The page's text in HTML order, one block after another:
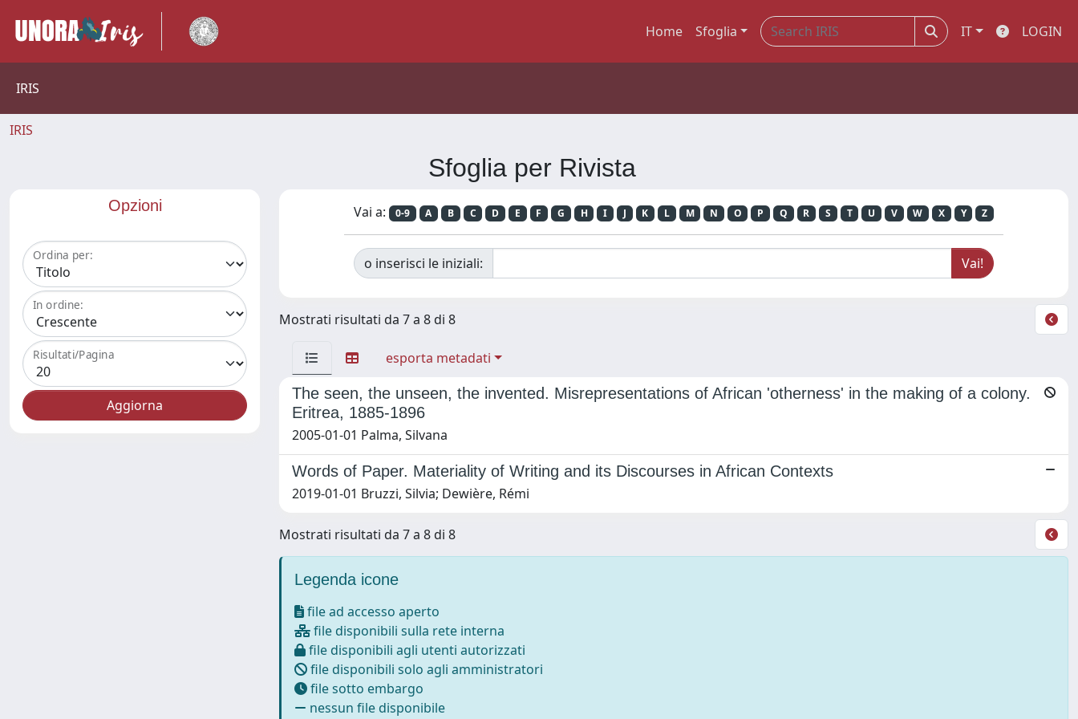
Home Sfoglia IT LOGIN
IRIS
IRIS
Sfoglia per Rivista
Opzioni
Ordina per:
In ordine:
Risultati/Pagina
Vai a: 0-9 A B C D E F G H I J K L M N O P Q R S T U V W X Y Z
o inserisci le iniziali:
Mostrati risultati da 7 a 8 di 8
esporta metadati
The seen, the unseen, the invented. Misrepresentations of African 'otherness' in the making of a colony.
Eritrea, 1885-1896
2005-01-01 Palma, Silvana
Words of Paper. Materiality of Writing and its Discourses in African Contexts
2019-01-01 Bruzzi, Silvia; Dewière, Rémi
Mostrati risultati da 7 a 8 di 8
Legenda icone
file ad accesso aperto
file disponibili sulla rete interna
file disponibili agli utenti autorizzati
file disponibili solo agli amministratori
file sotto embargo
nessun file disponibile